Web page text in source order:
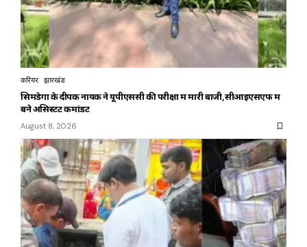
करियर झारखंड
सिमडेगा के दीपक नायक ने यूपीएससी की परीक्षा में मारी बाजी,सीआइएसएफ में
बने असिस्टेंट कमांडेंट
August 8, 2026